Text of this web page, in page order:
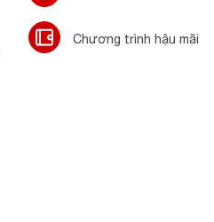
Chương trình hậu mãi